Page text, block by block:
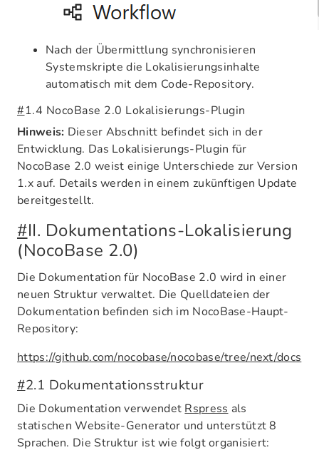
Nach der Übermittlung synchronisieren
Systemskripte die Lokalisierungsinhalte
automatisch mit dem Code-Repository.
#1.4 NocoBase 2.0 Lokalisierungs-Plugin
Hinweis: Dieser Abschnitt befindet sich in der
Entwicklung. Das Lokalisierungs-Plugin für
NocoBase 2.0 weist einige Unterschiede zur Version
1.x auf. Details werden in einem zukünftigen Update
bereitgestellt.
#II. Dokumentations-Lokalisierung
(NocoBase 2.0)
Die Dokumentation für NocoBase 2.0 wird in einer
neuen Struktur verwaltet. Die Quelldateien der
Dokumentation befinden sich im NocoBase-Haupt-
Repository:
https://github.com/nocobase/nocobase/tree/next/docs
#2.1 Dokumentationsstruktur
Die Dokumentation verwendet Rspress als
statischen Website-Generator und unterstützt 8
Sprachen. Die Struktur ist wie folgt organisiert: